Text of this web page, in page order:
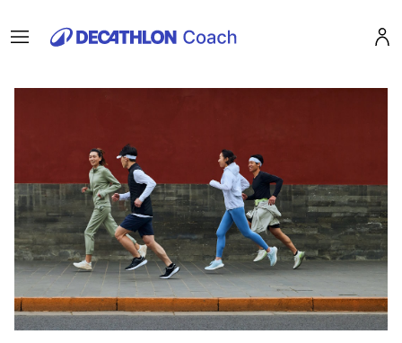
Menu